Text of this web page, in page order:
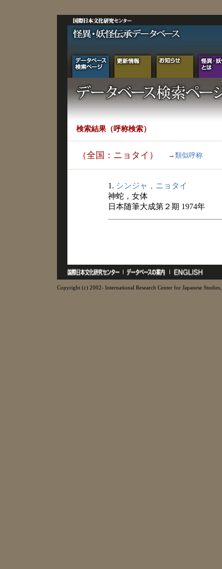
検索結果（呼称検索）
（全国：ニョタイ） → 類似呼称
1. シンジャ，ニョタイ
神蛇，女体
日本随筆大成第２期 1974年
Copyright (c) 2002- International Research Center for Japanese